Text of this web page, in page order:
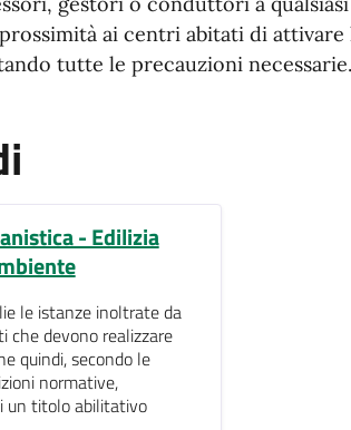
ai centri abitati di attivare
tutte le precauzioni necessarie.
- Edilizia
le istanze inoltrate da
che devono realizzare
quindi, secondo le
normative,
un titolo abilitativo